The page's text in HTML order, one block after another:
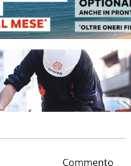
Commento